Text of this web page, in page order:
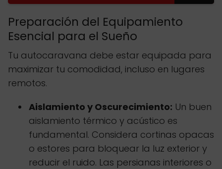
Preparación del Equipamiento
Esencial para el Sueño
Tu autocaravana debe estar equipada para
maximizar tu comodidad, incluso en lugares
remotos.
Aislamiento y Oscurecimiento: Un buen
aislamiento térmico y acústico es
fundamental. Considera cortinas opacas
o estores para bloquear la luz exterior y
reducir el ruido. Las persianas interiores o